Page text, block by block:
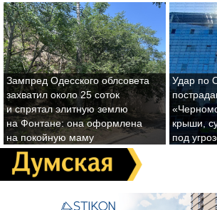
Зампред Одесского облсовета
захватил около 25 соток
и спрятал элитную землю
на Фонтане: она оформлена
на покойную маму
Удар по
крыши,
под